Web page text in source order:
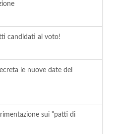
candidati al voto!
le nuove date del
sui "patti di